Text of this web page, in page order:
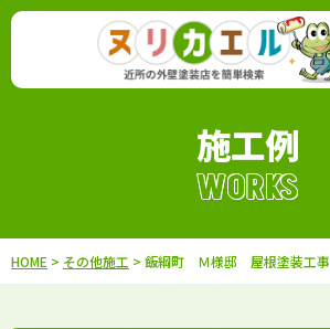
施工例
WORKS
HOME > その他施工 > 飯綱町 Ｍ様邸 屋根塗装工事